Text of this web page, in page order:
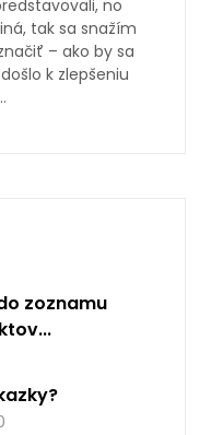
no
tak sa snažím
– ako by sa
k zlepšeniu
zoznamu